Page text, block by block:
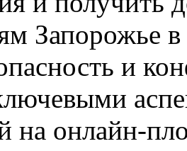
Запорожье
и
на онлайн-